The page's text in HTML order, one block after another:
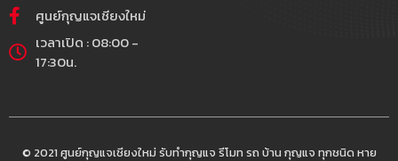
ศูนย์กุญแจเชียงใหม่
เวลาเปิด : 08:00 -
17:30น.
© 2021 ศูนย์กุญแจเชียงใหม่ รับทำกุญแจ รีโมท รถ บ้าน กุญแจ ทุกชนิด หาย